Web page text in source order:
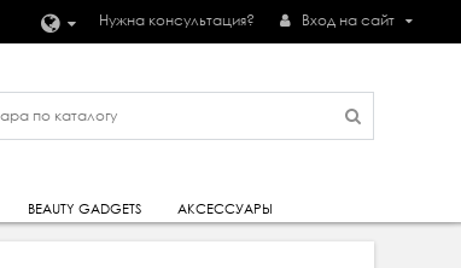
Нужна консультация? Вход на сайт
BEAUTY GADGETS АКСЕССУАРЫ